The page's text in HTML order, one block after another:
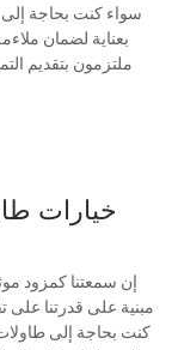
سواء كنت بحاجة إلى
بعناية لضمان
ملتزمون بتقديم
خيارات
إن سمعتنا كمزود
مبنية على قدرتنا على
كنت بحاجة إلى طاولات